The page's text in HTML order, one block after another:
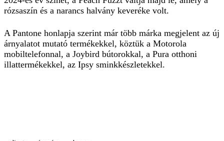
rózsaszín és a narancs halvány keveréke volt.
A Pantone honlapja szerint már több márka megjelent az új
árnyalatot mutató termékekkel, köztük a Motorola
mobiltelefonnal, a Joybird bútorokkal, a Pura otthoni
illattermékekkel, az Ipsy sminkkészletekkel.